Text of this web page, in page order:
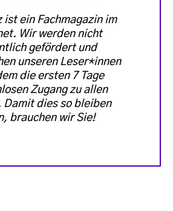
ist ein Fachmagazin im
Wir werden nicht
gefördert und
unseren Leser*innen
die ersten 7 Tage
Zugang zu allen
Damit dies so bleiben
brauchen wir Sie!